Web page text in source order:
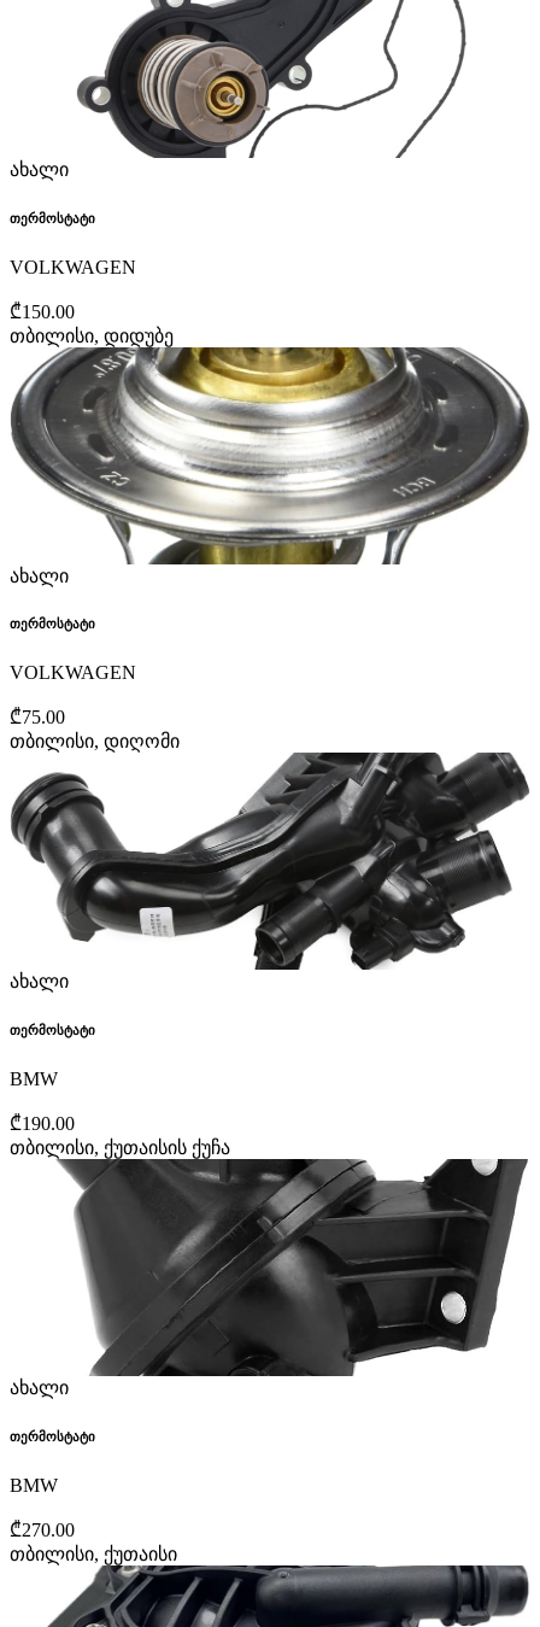
ახალი
თერმოსტატი
VOLKWAGEN
₾150.00
თბილისი, დიდუბე
ახალი
თერმოსტატი
VOLKWAGEN
₾75.00
თბილისი, დიღომი
ახალი
თერმოსტატი
BMW
₾190.00
თბილისი, ქუთაისის ქუჩა
ახალი
თერმოსტატი
BMW
₾270.00
თბილისი, ქუთაისი